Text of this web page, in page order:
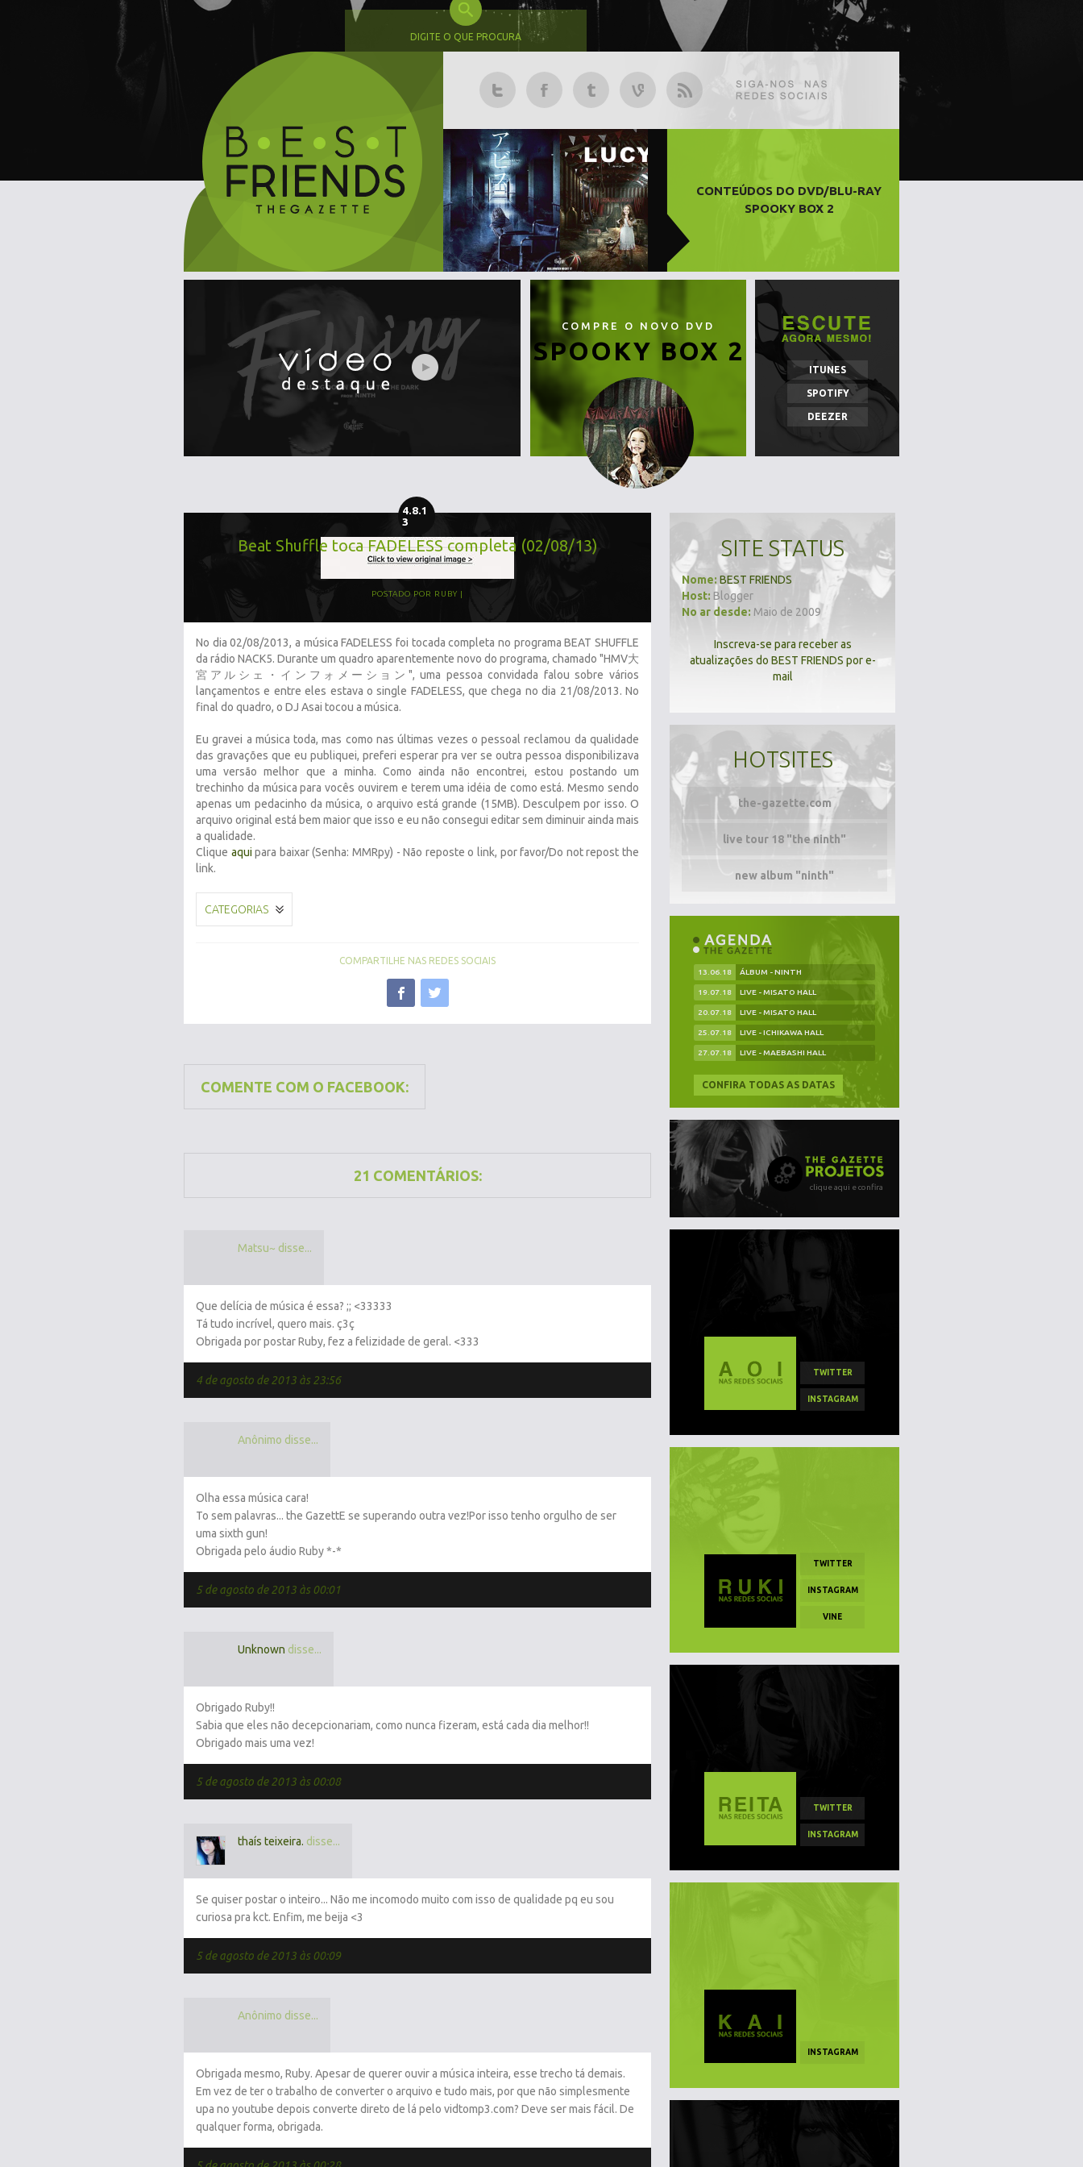
DIGITE O QUE PROCURA
CONTEÚDOS DO DVD/BLU-RAY
SPOOKY BOX 2
COMPRE O NOVO DVD
SPOOKY BOX 2
ITUNES
SPOTIFY
DEEZER
4.8.1
3
Beat Shuffle toca FADELESS completa (02/08/13)
POSTADO POR RUBY
No dia 02/08/2013, a música FADELESS foi tocada completa no programa BEAT SHUFFLE
da rádio NACK5. Durante um quadro aparentemente novo do programa, chamado "HMV大
宮アルシェ・インフォメーション", uma pessoa convidada falou sobre vários
lançamentos e entre eles estava o single FADELESS, que chega no dia 21/08/2013. No
final do quadro, o DJ Asai tocou a música.
Eu gravei a música toda, mas como nas últimas vezes o pessoal reclamou da qualidade
das gravações que eu publiquei, preferi esperar pra ver se outra pessoa disponibilizava
uma versão melhor que a minha. Como ainda não encontrei, estou postando um
trechinho da música para vocês ouvirem e terem uma idéia de como está. Mesmo sendo
apenas um pedacinho da música, o arquivo está grande (15MB). Desculpem por isso. O
arquivo original está bem maior que isso e eu não consegui editar sem diminuir ainda mais
a qualidade.
Clique aqui para baixar (Senha: MMRpy) - Não reposte o link, por favor/Do not repost the
link.
CATEGORIAS
COMPARTILHE NAS REDES SOCIAIS
COMENTE COM O FACEBOOK:
21 COMENTÁRIOS:
Matsu~ disse...
Que delícia de música é essa? ;; <33333
Tá tudo incrível, quero mais. ç3ç
Obrigada por postar Ruby, fez a felizidade de geral. <333
4 de agosto de 2013 às 23:56
Anônimo disse...
Olha essa música cara!
To sem palavras... the GazettE se superando outra vez!Por isso tenho orgulho de ser
uma sixth gun!
Obrigada pelo áudio Ruby *-*
5 de agosto de 2013 às 00:01
Unknown disse...
Obrigado Ruby!!
Sabia que eles não decepcionariam, como nunca fizeram, está cada dia melhor!!
Obrigado mais uma vez!
5 de agosto de 2013 às 00:08
thaís teixeira. disse...
Se quiser postar o inteiro... Não me incomodo muito com isso de qualidade pq eu sou
curiosa pra kct. Enfim, me beija <3
5 de agosto de 2013 às 00:09
Anônimo disse...
Obrigada mesmo, Ruby. Apesar de querer ouvir a música inteira, esse trecho tá demais.
Em vez de ter o trabalho de converter o arquivo e tudo mais, por que não simplesmente
upa no youtube depois converte direto de lá pelo vidtomp3.com? Deve ser mais fácil. De
qualquer forma, obrigada.
SITE STATUS
Nome: BEST FRIENDS
Host: Blogger
No ar desde: Maio de 2009
Inscreva-se para receber as
atualizações do BEST FRIENDS por e-
mail
HOTSITES
the-gazette.com
live tour 18 "the ninth"
new album "ninth"
13.06.18 ÁLBUM - NINTH
19.07.18 LIVE - MISATO HALL
20.07.18 LIVE - MISATO HALL
25.07.18 LIVE - ICHIKAWA HALL
27.07.18 LIVE - MAEBASHI HALL
CONFIRA TODAS AS DATAS
clique aqui e confira
TWITTER
INSTAGRAM
TWITTER
INSTAGRAM
VINE
TWITTER
INSTAGRAM
INSTAGRAM